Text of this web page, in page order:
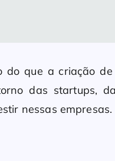
do que a criação
das startups,
nessas empresas.